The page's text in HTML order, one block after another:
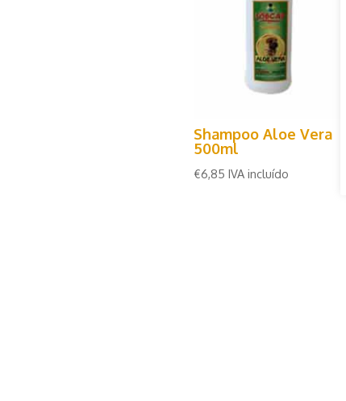
Shampoo Aloe Vera
500ml
€6,85 IVA incluído